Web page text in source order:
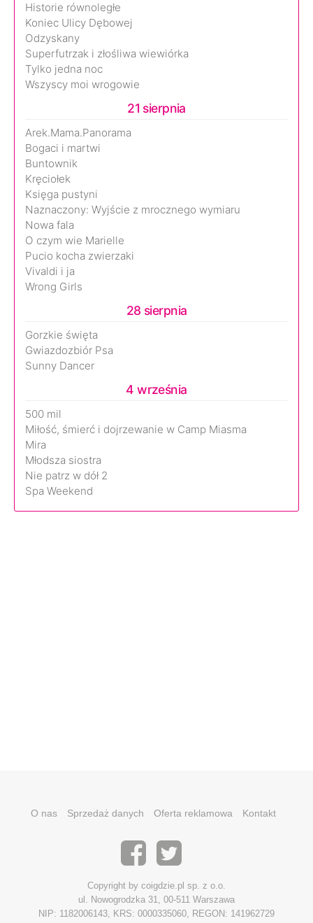
Historie równoległe
Koniec Ulicy Dębowej
Odzyskany
Superfutrzak i złośliwa wiewiórka
Tylko jedna noc
Wszyscy moi wrogowie
21 sierpnia
Arek.Mama.Panorama
Bogaci i martwi
Buntownik
Kręciołek
Księga pustyni
Naznaczony: Wyjście z mrocznego wymiaru
Nowa fala
O czym wie Marielle
Pucio kocha zwierzaki
Vivaldi i ja
Wrong Girls
28 sierpnia
Gorzkie święta
Gwiazdozbiór Psa
Sunny Dancer
4 września
500 mil
Miłość, śmierć i dojrzewanie w Camp Miasma
Mira
Młodsza siostra
Nie patrz w dół 2
Spa Weekend
O nas Sprzedaż danych Oferta reklamowa Kontakt
Copyright by coigdzie.pl sp. z o.o.
ul. Nowogrodzka 31, 00-511 Warszawa
NIP: 1182006143, KRS: 0000335060, REGON: 141962729